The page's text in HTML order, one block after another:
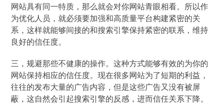
网站具有同一特质，那么就会对你网站青眼相看。所以作
为优化人员，就必须要加强和高质量平台构建紧密的关
系，这样就能够间接的和搜索引擎保持紧密的联系，维持
良好的信任度。
三，规避那些不健康的操作。这种方式能够有效的为你的
网站保持相应的信任度。现在很多网站为了短期的利益，
往往的发布大量的广告内容，但是这些广告又没有被屏
蔽，这自然会引起搜索引擎的反感，进而信任关系下降。